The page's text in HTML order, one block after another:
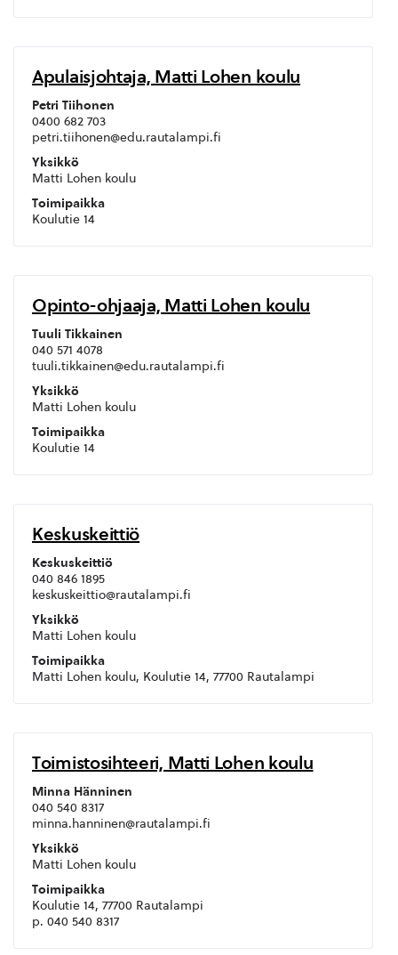
Apulaisjohtaja, Matti Lohen koulu
Petri Tiihonen
0400 682 703
petri.tiihonen@edu.rautalampi.fi
Yksikkö
Matti Lohen koulu
Toimipaikka
Koulutie 14
Opinto-ohjaaja, Matti Lohen koulu
Tuuli Tikkainen
040 571 4078
tuuli.tikkainen@edu.rautalampi.fi
Yksikkö
Matti Lohen koulu
Toimipaikka
Koulutie 14
Keskuskeittiö
Keskuskeittiö
040 846 1895
keskuskeittio@rautalampi.fi
Yksikkö
Matti Lohen koulu
Toimipaikka
Matti Lohen koulu, Koulutie 14, 77700 Rautalampi
Toimistosihteeri, Matti Lohen koulu
Minna Hänninen
040 540 8317
minna.hanninen@rautalampi.fi
Yksikkö
Matti Lohen koulu
Toimipaikka
Koulutie 14, 77700 Rautalampi
p. 040 540 8317